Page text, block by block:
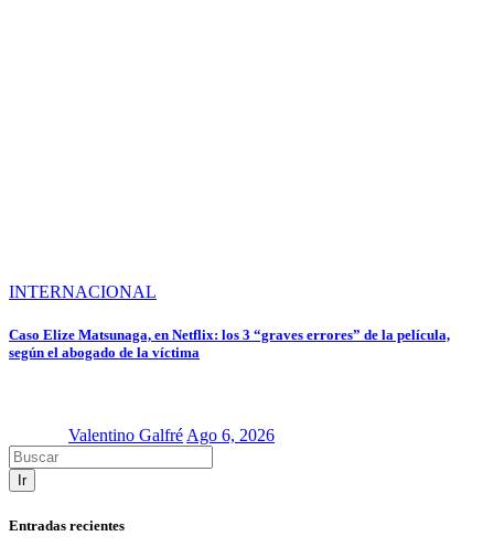
INTERNACIONAL
Caso Elize Matsunaga, en Netflix: los 3 “graves errores” de la película,
según el abogado de la víctima
Valentino GalfréAgo 6, 2026
Ir
Entradas recientes